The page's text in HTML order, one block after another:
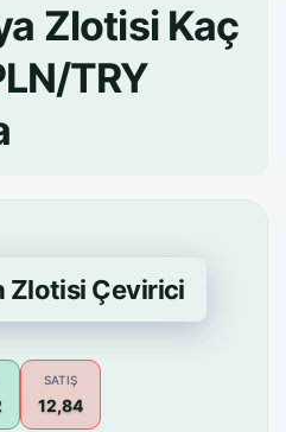
Zlotisi Kaç
TRY
Zlotisi Çevirici
SATIŞ
12,84